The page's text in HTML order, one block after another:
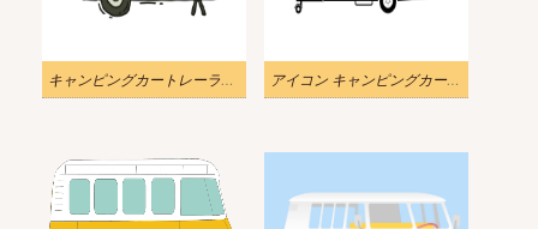
キャンピングカートレーラーの無料イラスト アイコン キャンピングカー トレーラーの図